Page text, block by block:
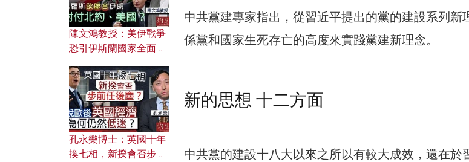
中共黨建專家指出，從習近平提出的黨的建設系列新
係黨和國家生死存亡的高度來實踐黨建新理念。
新的思想 十二方面
中共黨的建設十八大以來之所以有較大成效，還在於
陳文鴻教授：美伊戰爭
恐引伊斯蘭國家全面反
對付北約美國？
孔永樂博士：英國十年
換七相，新揆會否步前